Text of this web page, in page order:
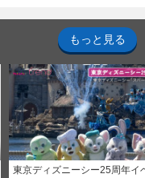
もっと見る
東京ディズニーシー25周年イ